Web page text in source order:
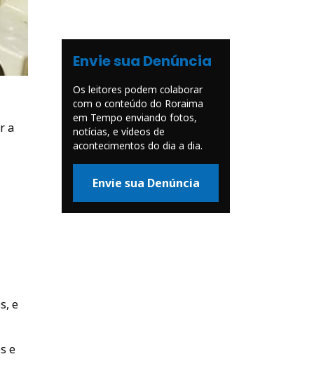
a
e
e
Envie sua Denúncia
Os leitores podem colaborar
com o conteúdo do Roraima
em Tempo enviando fotos,
notícias, e vídeos de
acontecimentos do dia a dia.
Envie sua Denúncia